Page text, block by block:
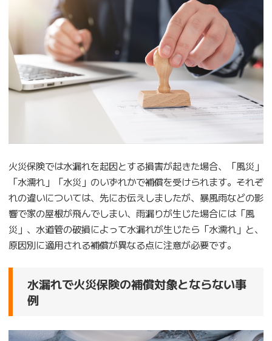
火災保険では水漏れを起因とする損害が起きた場合、「風災」
「水濡れ」「水災」のいずれかで補償を受けられます。それぞ
れの違いについては、先にお伝えしましたが、暴風雨などの影
響で家の屋根が飛んでしまい、雨漏りが生じた場合には「風
災」、水道管の破損によって水漏れが生じたら「水濡れ」と、
原因別に適用される補償が異なる点に注意が必要です。
水漏れで火災保険の補償対象とならない事
例